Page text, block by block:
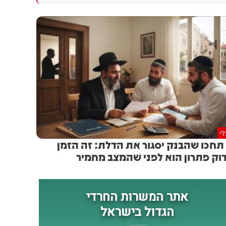
אכיפת החוק נדרשים למצות
איתם את הדין״.
שבחטיבת בנימין, עולה כי
בשני רכבים ישראליים חשודים
שנכנסו ליישוב כוכב יעקב.
החשודים מעוכבים בנקודה. אין
חשש לאירוע ביטחוני.
שהבנק יסגור את הדלת: זה הזמן
פתרון הוא לפני שהמצב מחמיר